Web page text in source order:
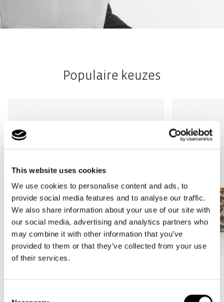
This website uses cookies
We use cookies to personalise content and ads, to
provide social media features and to analyse our traffic.
We also share information about your use of our site with
our social media, advertising and analytics partners who
may combine it with other information that you’ve
provided to them or that they’ve collected from your use
of their services.
Populaire keuzes
leo macchiato